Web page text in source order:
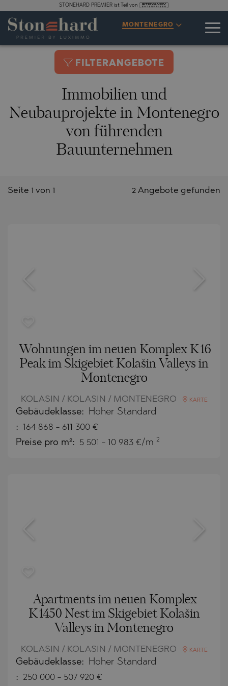
STONEHARD PREMIER ist Teil von
MONTENEGRO
FILTERANGEBOTE
Immobilien und
Neubauprojekte in Montenegro
von führenden
Bauunternehmen
2 Angebote gefunden
Seite 1 von 1
Wohnungen im neuen Komplex K16
Peak im Skigebiet Kolašin Valleys in
Montenegro
KOLASIN / KOLASIN / MONTENEGRO KARTE
Gebäudeklasse: Hoher Standard
: 164 868 - 611 300 €
Preise pro m²: 5 501 - 10 983 €/m 2
Apartments im neuen Komplex
K1450 Nest im Skigebiet Kolašin
Valleys in Montenegro
KOLASIN / KOLASIN / MONTENEGRO KARTE
Gebäudeklasse: Hoher Standard
: 250 000 - 507 920 €